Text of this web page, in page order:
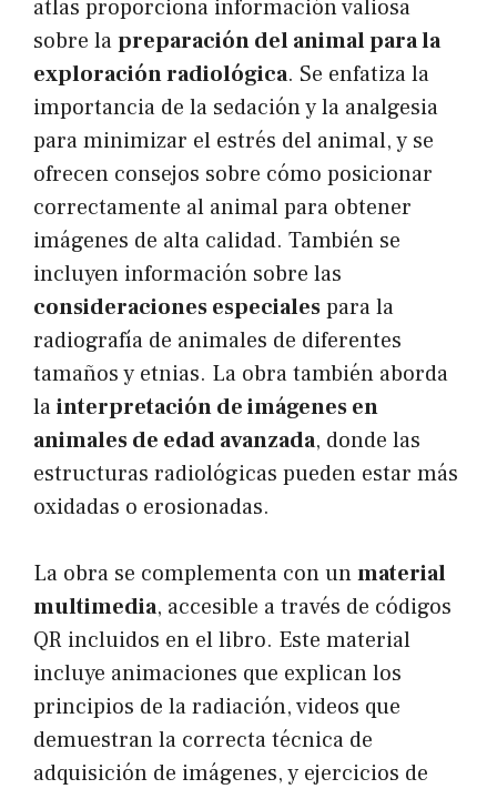
atlas proporciona información valiosa
sobre lapreparación del animal para la
exploración radiológica. Se enfatiza la
importancia de la sedación y la analgesia
para minimizar el estrés del animal, y se
ofrecen consejos sobre cómo posicionar
correctamente al animal para obtener
imágenes de alta calidad. También se
incluyen información sobre las
consideraciones especialespara la
radiografía de animales de diferentes
tamaños y etnias. La obra también aborda
lainterpretación de imágenes en
animales de edad avanzada, donde las
estructuras radiológicas pueden estar más
oxidadas o erosionadas.
La obra se complementa con unmaterial
multimedia, accesible a través de códigos
QR incluidos en el libro. Este material
incluye animaciones que explican los
principios de la radiación, videos que
demuestran la correcta técnica de
adquisición de imágenes, y ejercicios de